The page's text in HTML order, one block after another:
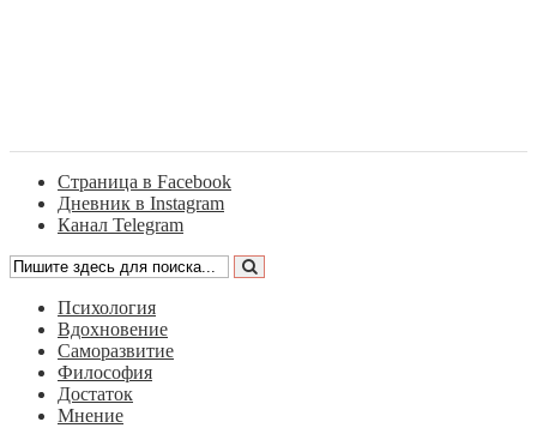
Страница в Facebook
Дневник в Instagram
Канал Telegram
Психология
Вдохновение
Саморазвитие
Философия
Достаток
Мнение